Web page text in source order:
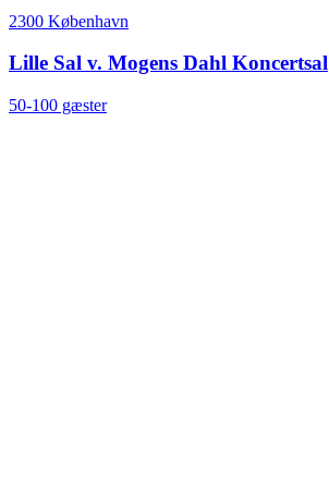
2300 København
Lille Sal v. Mogens Dahl Koncertsal
50-100 gæster